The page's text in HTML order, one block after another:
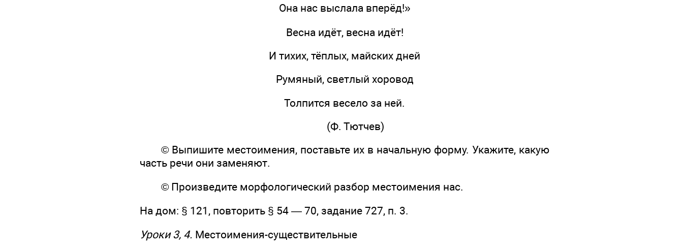
Она нас выслала вперёд!»
Весна идёт, весна идёт!
И тихих, тёплых, майских дней
Румяный, светлый хоровод
Толпится весело за ней.
(Ф. Тютчев)
© Выпишите местоимения, поставьте их в начальную форму. Укажите, какую
часть речи они заменяют.
© Произведите морфологический разбор местоимения нас.
На дом: § 121, повторить § 54 — 70, задание 727, п. 3.
Уроки 3, 4. Местоимения-существительные